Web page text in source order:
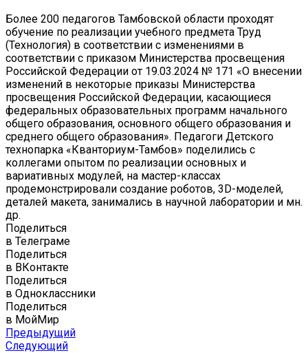
Более 200 педагогов Тамбовской области проходят
обучение по реализации учебного предмета Труд
(Технология) в соответствии с изменениями в
соответствии с приказом Министерства просвещения
Российской Федерации от 19.03.2024 № 171 «О внесении
изменений в некоторые приказы Министерства
просвещения Российской Федерации, касающиеся
федеральных образовательных программ начального
общего образования, основного общего образования и
среднего общего образования». Педагоги Детского
технопарка «Кванториум-Тамбов» поделились с
коллегами опытом по реализации основных и
вариативных модулей, на мастер-классах
продемонстрировали создание роботов, 3D-моделей,
деталей макета, занимались в научной лаборатории и мн.
др.
Поделиться
в Телеграме
Поделиться
в ВКонтакте
Поделиться
в Одноклассники
Поделиться
в МойМир
Предыдущий
Следующий